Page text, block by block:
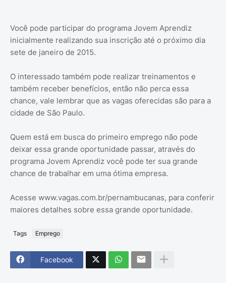
Você pode participar do programa Jovem Aprendiz
inicialmente realizando sua inscrição até o próximo dia
sete de janeiro de 2015.
O interessado também pode realizar treinamentos e
também receber benefícios, então não perca essa
chance, vale lembrar que as vagas oferecidas são para a
cidade de São Paulo.
Quem está em busca do primeiro emprego não pode
deixar essa grande oportunidade passar, através do
programa Jovem Aprendiz você pode ter sua grande
chance de trabalhar em uma ótima empresa.
Acesse www.vagas.com.br/pernambucanas, para conferir
maiores detalhes sobre essa grande oportunidade.
Tags Emprego
Facebook